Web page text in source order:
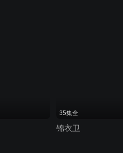
35集全
锦衣卫